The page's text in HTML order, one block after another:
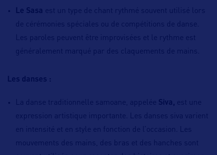
Le Sasa est un type de chant rythmé souvent utilisé lors
de cérémonies spéciales ou de compétitions de danse.
Les paroles peuvent être improvisées et le rythme est
généralement marqué par des claquements de mains.
Les danses :
La danse traditionnelle samoane, appelée Siva, est une
expression artistique importante. Les danses siva varient
en intensité et en style en fonction de l’occasion. Les
mouvements des mains, des bras et des hanches sont